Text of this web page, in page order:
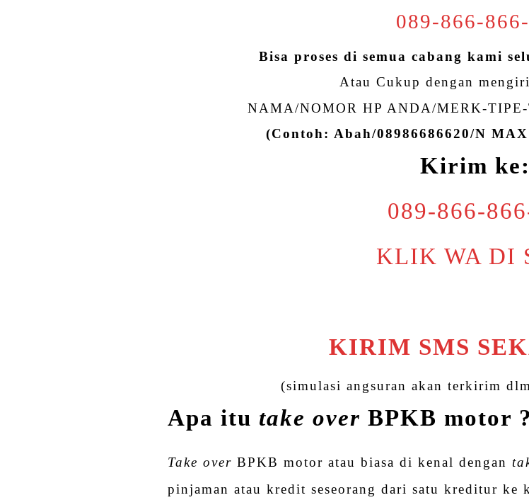
089-866-
Bisa proses di semua cabang kami
Atau Cukup dengan
NAMA/NOMOR HP ANDA/MERK-
(Contoh: Abah/08986686620/N
Kirim ke:
089-866-
KLIK WA DI
KIRIM SMS
(simulasi angsuran akan terkirim
Apa itu take over BPKB motor ?
Take over BPKB motor atau biasa di kenal dengan
pinjaman atau kredit seseorang dari satu kreditur ke